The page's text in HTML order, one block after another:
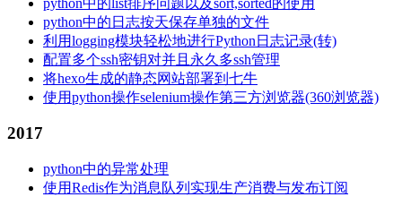
python中的日志按天保存单独的文件
利用logging模块轻松地进行Python日志记录(转)
配置多个ssh密钥对并且永久多ssh管理
将hexo生成的静态网站部署到七牛
使用python操作selenium操作第三方浏览器(360浏览器)
2017
python中的异常处理
使用Redis作为消息队列实现生产消费与发布订阅